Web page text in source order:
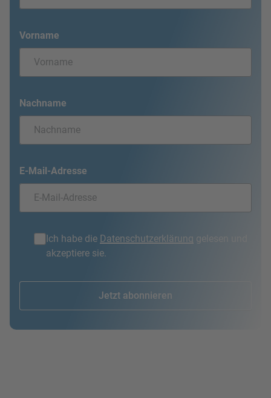
Vorname
Nachname
E-Mail-Adresse
Ich habe die Datenschutzerklärung gelesen und
akzeptiere sie.
Jetzt abonnieren